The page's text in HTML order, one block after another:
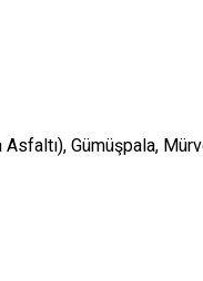
Gümüşpala,